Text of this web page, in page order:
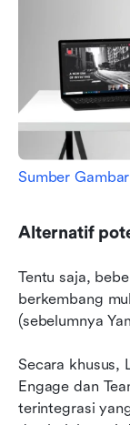
Sumber Gambar
Alternatif
Tentu saja,
berkembang
(sebelumnya
Secara khusus,
Engage dan
terintegrasi